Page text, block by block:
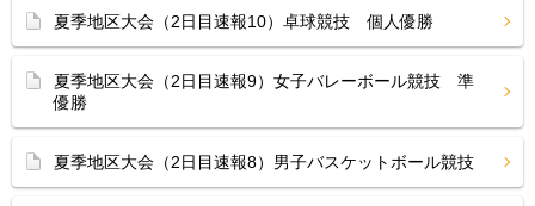
夏季地区大会（2日目速報10）卓球競技 個人優勝
夏季地区大会（2日目速報9）女子バレーボール競技 準
優勝
夏季地区大会（2日目速報8）男子バスケットボール競技